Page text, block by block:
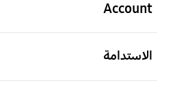
Account
الاستدامة